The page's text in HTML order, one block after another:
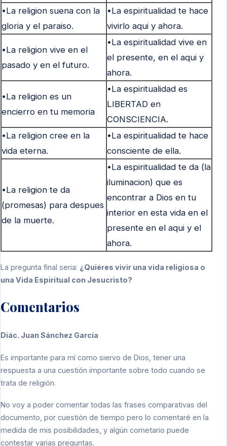
•La religion suena con la
gloria y el paraiso.
•La espiritualidad te hace
vivirlo aqui y ahora.
•La religion vive en el
pasado y en el futuro.
•La espiritualidad vive en
el presente, en el aqui y
ahora.
•La religion es un
encierro en tu memoria
•La espiritualidad es
LIBERTAD en
CONSCIENCIA.
•La religion cree en la
vida eterna.
•La espiritualidad te hace
consciente de ella.
•La religion te da
(promesas) para despues
de la muerte.
•La espiritualidad te da (la
iluminacion) que es
encontrar a Dios en tu
interior en esta vida en el
presente en el aqui y el
ahora.
La pregunta final seria: ¿Quiéres vivir una vida religiosa o
una Vida Espiritual con Jesucristo?
Comentarios
Diác. Juan Sánchez García
Es importante para mí como siervo de Dios, tener una
respuesta a una cuestión importante sobre todo cuando se
trata de religión.
No voy a poder comentar todas las frases comparativas del
documento, por cuestión de tiempo pero lo comentaré en la
medida de mis posibilidades, y algún cometario puede
contestar varias preguntas.